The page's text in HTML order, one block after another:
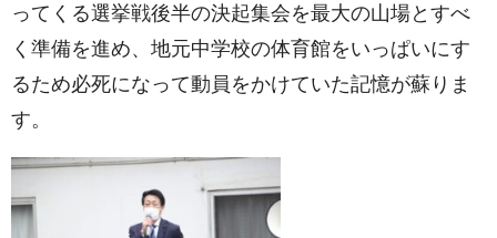
ってくる選挙戦後半の決起集会を最大の山場とすべ
く準備を進め、地元中学校の体育館をいっぱいにす
るため必死になって動員をかけていた記憶が蘇りま
す。